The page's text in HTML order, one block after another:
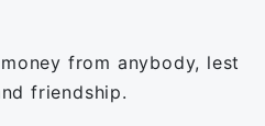
from anybody, lest
friendship.